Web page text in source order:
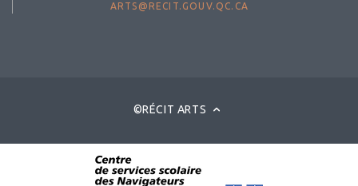
ARTS@RECIT.GOUV.QC.CA
©RÉCIT ARTS